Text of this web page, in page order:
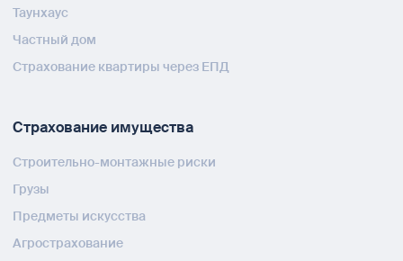
Таунхаус
Частный дом
Страхование квартиры через ЕПД
Страхование имущества
Строительно-монтажные риски
Грузы
Предметы искусства
Агрострахование